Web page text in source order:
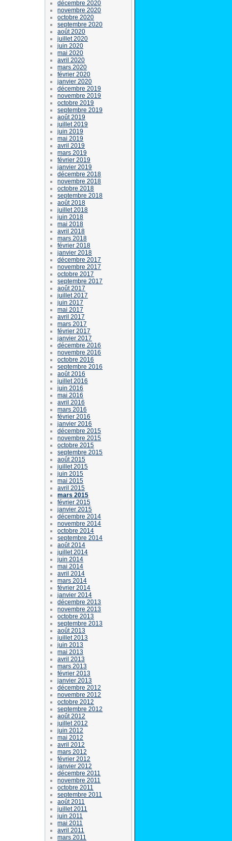
décembre 2020
novembre 2020
octobre 2020
septembre 2020
août 2020
juillet 2020
juin 2020
mai 2020
avril 2020
mars 2020
février 2020
janvier 2020
décembre 2019
novembre 2019
octobre 2019
septembre 2019
août 2019
juillet 2019
juin 2019
mai 2019
avril 2019
mars 2019
février 2019
janvier 2019
décembre 2018
novembre 2018
octobre 2018
septembre 2018
août 2018
juillet 2018
juin 2018
mai 2018
avril 2018
mars 2018
février 2018
janvier 2018
décembre 2017
novembre 2017
octobre 2017
septembre 2017
août 2017
juillet 2017
juin 2017
mai 2017
avril 2017
mars 2017
février 2017
janvier 2017
décembre 2016
novembre 2016
octobre 2016
septembre 2016
août 2016
juillet 2016
juin 2016
mai 2016
avril 2016
mars 2016
février 2016
janvier 2016
décembre 2015
novembre 2015
octobre 2015
septembre 2015
août 2015
juillet 2015
juin 2015
mai 2015
avril 2015
mars 2015
février 2015
janvier 2015
décembre 2014
novembre 2014
octobre 2014
septembre 2014
août 2014
juillet 2014
juin 2014
mai 2014
avril 2014
mars 2014
février 2014
janvier 2014
décembre 2013
novembre 2013
octobre 2013
septembre 2013
août 2013
juillet 2013
juin 2013
mai 2013
avril 2013
mars 2013
février 2013
janvier 2013
décembre 2012
novembre 2012
octobre 2012
septembre 2012
août 2012
juillet 2012
juin 2012
mai 2012
avril 2012
mars 2012
février 2012
janvier 2012
décembre 2011
novembre 2011
octobre 2011
septembre 2011
août 2011
juillet 2011
juin 2011
mai 2011
avril 2011
mars 2011